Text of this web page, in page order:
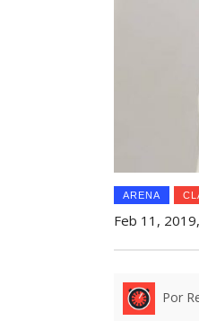
ARENA
Feb 11,
Por